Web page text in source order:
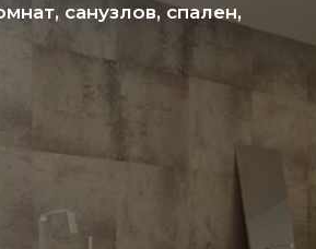
санузлов, спален,